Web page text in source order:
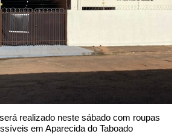
realizado neste sábado com roupas
em Aparecida do Taboado